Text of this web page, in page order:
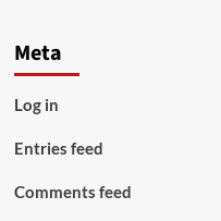
Meta
Log in
Entries feed
Comments feed